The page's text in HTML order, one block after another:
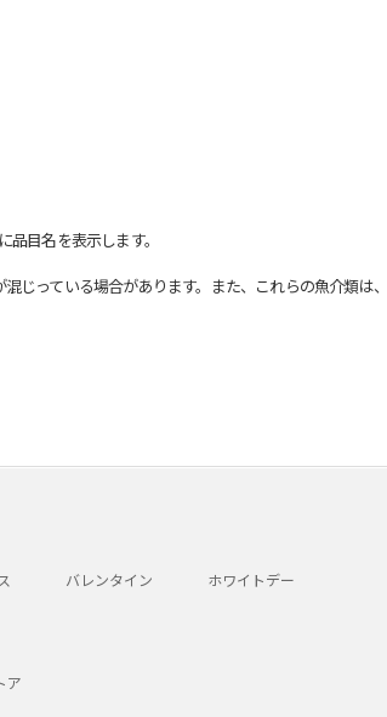
目名を表示します。
っている場合があります。また、これらの魚介類は
バレンタイン ホワイトデー
ア